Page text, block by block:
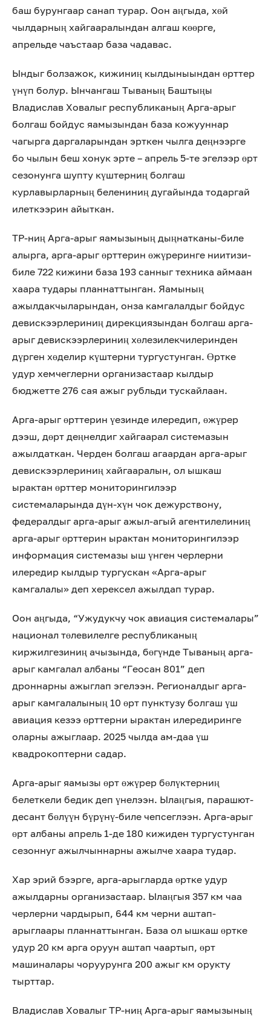
баш бурунгаар санап турар. Оон аңгыда, хөй
чылдарның хайгааралындан алгаш көөрге,
апрельде чаъстаар база чадавас.
Ындыг болзажок, кижиниң кылдыныындан өрттер
үнүп болур. Ынчангаш Тываның Баштыңы
Владислав Ховалыг республиканың Арга-арыг
болгаш бойдус яамызындан база кожууннар
чагырга даргаларындан эрткен чылга деңнээрге
бо чылын беш хонук эрте – апрель 5-те эгелээр өрт
сезонунга шупту күштерниң болгаш
курлавырларның белениниң дугайында тодаргай
илеткээрин айыткан.
ТР-ниң Арга-арыг яамызының дыңнатканы-биле
алырга, арга-арыг өрттерин өжүреринге ниитизи-
биле 722 кижини база 193 санныг техника аймаан
хаара тудары планнаттынган. Яамының
ажылдакчыларындан, онза камгалалдыг бойдус
девискээрлериниң дирекциязындан болгаш арга-
арыг девискээрлериниң хөлезилекчилеринден
дүрген хөделир күштерни тургустунган. Өртке
удур хемчеглерни организастаар кылдыр
бюджетте 276 сая ажыг рубльди тускайлаан.
Арга-арыг өрттерин үезинде илередип, өжүрер
дээш, дөрт деңнелдиг хайгаарал системазын
ажылдаткан. Черден болгаш агаардан арга-арыг
девискээрлериниң хайгааралын, ол ышкаш
ырактан өрттер мониторингилээр
системаларында дүн-хүн чок дежурствону,
федералдыг арга-арыг ажыл-агый агентилелиниң
арга-арыг өрттерин ырактан мониторингилээр
информация системазы ыш үнген черлерни
илередир кылдыр тургускан «Арга-арыг
камгалалы» деп херексел ажылдап турар.
Оон аңгыда, “Ужудукчу чок авиация системалары”
национал төлевилелге республиканың
киржилгезиниң ачызында, бөгүнде Тываның арга-
арыг камгалал албаны “Геосан 801” деп
дроннарны ажыглап эгелээн. Регионалдыг арга-
арыг камгалалының 10 өрт пунктузу болгаш үш
авиация кезээ өрттерни ырактан илередиринге
оларны ажыглаар. 2025 чылда ам-даа үш
квадрокоптерни садар.
Арга-арыг яамызы өрт өжүрер бөлүктерниң
белеткели бедик деп үнелээн. Ылаңгыя, парашют-
десант бөлүүн бүрүнү-биле чепсеглээн. Арга-арыг
өрт албаны апрель 1-де 180 кижиден тургустунган
сезоннуг ажылчыннарны ажылче хаара тудар.
Хар эрий бээрге, арга-арыгларда өртке удур
ажылдарны организастаар. Ылаңгыя 357 км чаа
черлерни чардырып, 644 км черни аштап-
арыглаары планнаттынган. База ол ышкаш өртке
удур 20 км арга оруун аштап чаартып, өрт
машиналары чоруурунга 200 ажыг км орукту
тырттар.
Владислав Ховалыг ТР-ниң Арга-арыг яамызының